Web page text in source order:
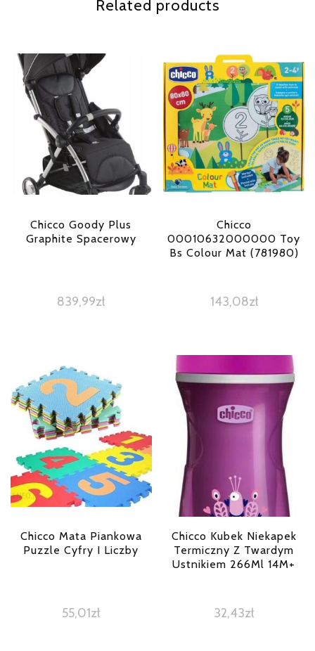
Related products
Chicco Goody Plus
Graphite Spacerowy
839,99zł
Chicco
00010632000000 Toy
Bs Colour Mat (781980)
143,08zł
Chicco Mata Piankowa
Puzzle Cyfry I Liczby
55,01zł
Chicco Kubek Niekapek
Termiczny Z Twardym
Ustnikiem 266Ml 14M+
32,43zł